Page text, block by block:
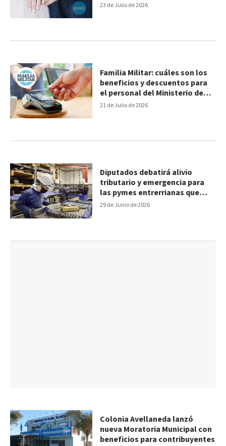
23 de Julio de 2026
21 de Julio de 2026
Familia Militar: cuáles son los
beneficios y descuentos para
el personal del Ministerio de
Defensa
29 de Junio de 2026
Diputados debatirá alivio
tributario y emergencia para
las pymes entrerrianas que
expondrán en el recinto
Colonia Avellaneda lanzó
nueva Moratoria Municipal con
beneficios para contribuyentes